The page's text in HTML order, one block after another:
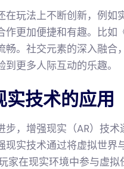
在玩法上不断创新，例
作更加便捷和有趣。比
畅。社交元素的深入融
更多人际互动的乐趣。
实技术的应用
步，增强现实（AR）技
现实技术通过将虚拟世界
家在现实环境中参与虚